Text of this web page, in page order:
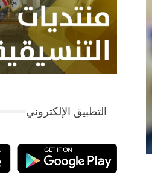
التطبيق الإلكتروني